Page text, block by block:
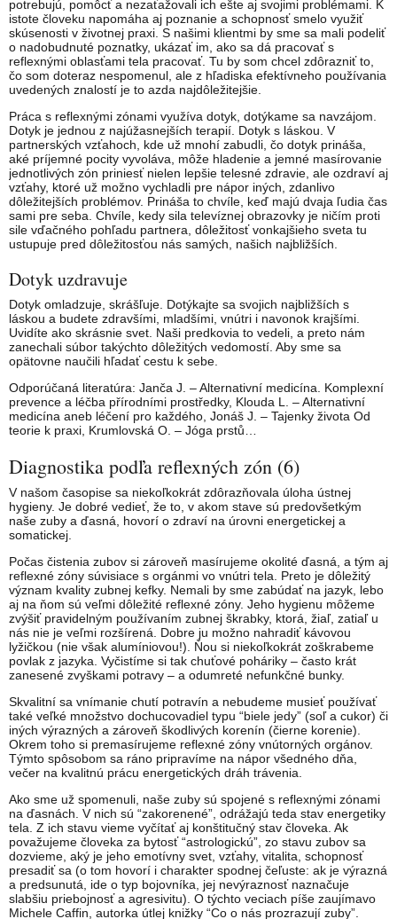
potrebujú, pomôcť a nezaťažovali ich ešte aj svojimi problémami. K
istote človeku napomáha aj poznanie a schopnosť smelo využiť
skúsenosti v životnej praxi. S našimi klientmi by sme sa mali podeliť
o nadobudnuté poznatky, ukázať im, ako sa dá pracovať s
reflexnými oblasťami tela pracovať. Tu by som chcel zdôrazniť to,
čo som doteraz nespomenul, ale z hľadiska efektívneho používania
uvedených znalostí je to azda najdôležitejšie.
Práca s reflexnými zónami využíva dotyk, dotýkame sa navzájom.
Dotyk je jednou z najúžasnejších terapií. Dotyk s láskou. V
partnerských vzťahoch, kde už mnohí zabudli, čo dotyk prináša,
aké príjemné pocity vyvoláva, môže hladenie a jemné masírovanie
jednotlivých zón priniesť nielen lepšie telesné zdravie, ale ozdraví aj
vzťahy, ktoré už možno vychladli pre nápor iných, zdanlivo
dôležitejších problémov. Prináša to chvíle, keď majú dvaja ľudia čas
sami pre seba. Chvíle, kedy sila televíznej obrazovky je ničím proti
sile vďačného pohľadu partnera, dôležitosť vonkajšieho sveta tu
ustupuje pred dôležitosťou nás samých, našich najbližších.
Dotyk uzdravuje
Dotyk omladzuje, skrášľuje. Dotýkajte sa svojich najbližších s
láskou a budete zdravšími, mladšími, vnútri i navonok krajšími.
Uvidíte ako skrásnie svet. Naši predkovia to vedeli, a preto nám
zanechali súbor takýchto dôležitých vedomostí. Aby sme sa
opätovne naučili hľadať cestu k sebe.
Odporúčaná literatúra: Janča J. – Alternativní medicína. Komplexní
prevence a léčba přírodními prostředky, Klouda L. – Alternativní
medicína aneb léčení pro každého, Jonáš J. – Tajenky života Od
teorie k praxi, Krumlovská O. – Jóga prstů…
Diagnostika podľa reflexných zón (6)
V našom časopise sa niekoľkokrát zdôrazňovala úloha ústnej
hygieny. Je dobré vedieť, že to, v akom stave sú predovšetkým
naše zuby a ďasná, hovorí o zdraví na úrovni energetickej a
somatickej.
Počas čistenia zubov si zároveň masírujeme okolité ďasná, a tým aj
reflexné zóny súvisiace s orgánmi vo vnútri tela. Preto je dôležitý
význam kvality zubnej kefky. Nemali by sme zabúdať na jazyk, lebo
aj na ňom sú veľmi dôležité reflexné zóny. Jeho hygienu môžeme
zvýšiť pravidelným používaním zubnej škrabky, ktorá, žiaľ, zatiaľ u
nás nie je veľmi rozšírená. Dobre ju možno nahradiť kávovou
lyžičkou (nie však alumíniovou!). Ňou si niekoľkokrát zoškrabeme
povlak z jazyka. Vyčistíme si tak chuťové poháriky – často krát
zanesené zvyškami potravy – a odumreté nefunkčné bunky.
Skvalitní sa vnímanie chutí potravín a nebudeme musieť používať
také veľké množstvo dochucovadiel typu “biele jedy” (soľ a cukor) či
iných výrazných a zároveň škodlivých korenín (čierne korenie).
Okrem toho si premasírujeme reflexné zóny vnútorných orgánov.
Týmto spôsobom sa ráno pripravíme na nápor všedného dňa,
večer na kvalitnú prácu energetických dráh trávenia.
Ako sme už spomenuli, naše zuby sú spojené s reflexnými zónami
na ďasnách. V nich sú “zakorenené”, odrážajú teda stav energetiky
tela. Z ich stavu vieme vyčítať aj konštitučný stav človeka. Ak
považujeme človeka za bytosť “astrologickú”, zo stavu zubov sa
dozvieme, aký je jeho emotívny svet, vzťahy, vitalita, schopnosť
presadiť sa (o tom hovorí i charakter spodnej čeľuste: ak je výrazná
a predsunutá, ide o typ bojovníka, jej nevýraznosť naznačuje
slabšiu priebojnosť a agresivitu). O týchto veciach píše zaujímavo
Michele Caffin, autorka útlej knižky “Co o nás prozrazují zuby”.